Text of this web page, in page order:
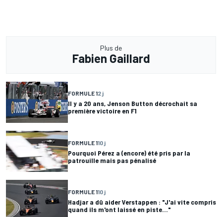
Plus de
Fabien Gaillard
FORMULE 12 j
Il y a 20 ans, Jenson Button décrochait sa
première victoire en F1
FORMULE 110 j
Pourquoi Pérez a (encore) été pris par la
patrouille mais pas pénalisé
FORMULE 110 j
Hadjar a dû aider Verstappen : "J'ai vite compris
quand ils m'ont laissé en piste..."